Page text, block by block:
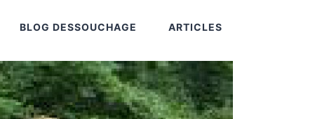
BLOG DESSOUCHAGE ARTICLES